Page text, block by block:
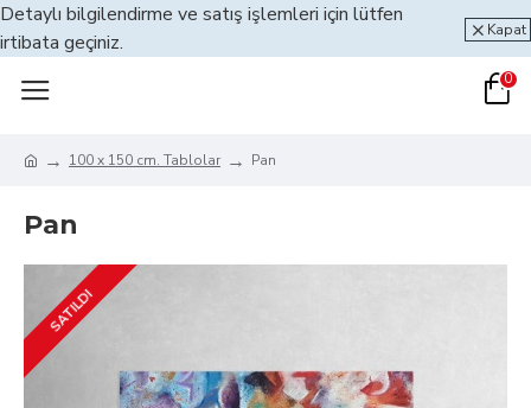
Detaylı bilgilendirme ve satış işlemleri için lütfen
irtibata geçiniz.
Kapat
0
100 x 150 cm. Tablolar Pan
Pan
SATILDI